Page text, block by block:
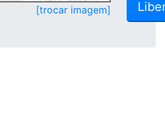
[trocar imagem]